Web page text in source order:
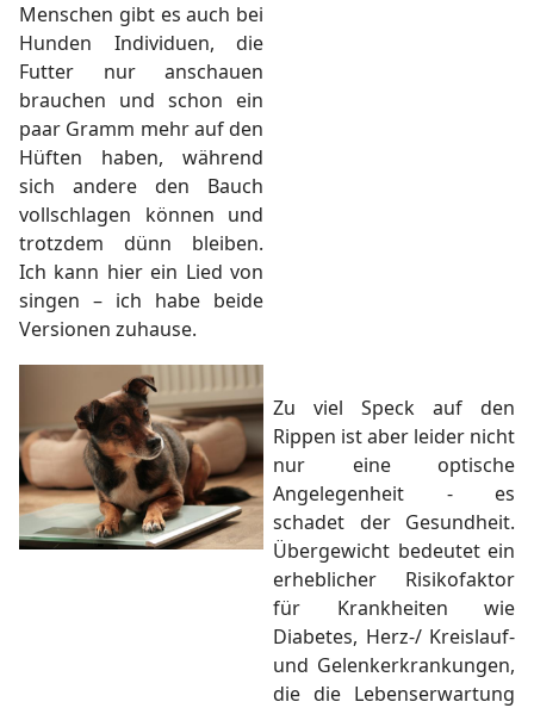
Menschen gibt es auch bei
Hunden Individuen, die
Futter nur anschauen
brauchen und schon ein
paar Gramm mehr auf den
Hüften haben, während
sich andere den Bauch
vollschlagen können und
trotzdem dünn bleiben.
Ich kann hier ein Lied von
singen – ich habe beide
Versionen zuhause.
Zu viel Speck auf den
Rippen ist aber leider nicht
nur eine optische
Angelegenheit - es
schadet der Gesundheit.
Übergewicht bedeutet ein
erheblicher Risikofaktor
für Krankheiten wie
Diabetes, Herz-/ Kreislauf-
und Gelenkerkrankungen,
die die Lebenserwartung